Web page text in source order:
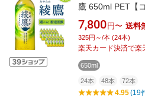
鷹 650ml PET【
ケース(24本) 定
ト お茶 緑茶 日
+ 150ml 送料無料
7,800 円〜 送料
325円～/本 (24本)
楽天カード決済で楽
650ml
24本 48本 72本
4.95(19